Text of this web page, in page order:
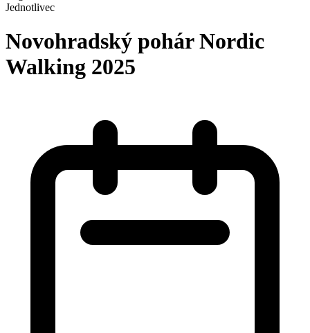
Jednotlivec
Novohradský pohár Nordic
Walking 2025